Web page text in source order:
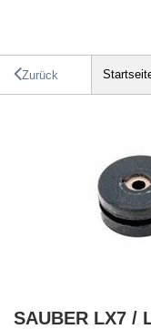
Zurück
SAUBER LX7 /